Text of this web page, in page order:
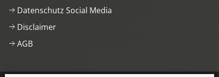
Datenschutz Social Media
Disclaimer
AGB